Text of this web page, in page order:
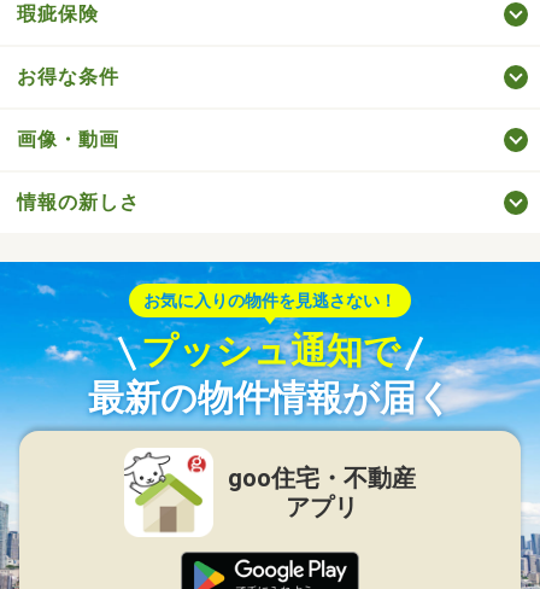
瑕疵保険
お得な条件
画像・動画
情報の新しさ
お気に入りの物件を見逃さない！
プッシュ通知で
最新の物件情報が届く
goo住宅・不動産
アプリ